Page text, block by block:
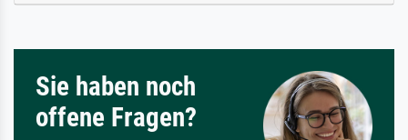
Sie haben noch
offene Fragen?